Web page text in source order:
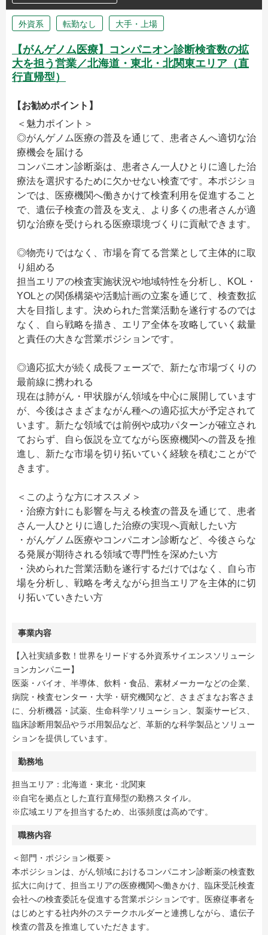
外資系 転勤なし 大手・上場
【がんゲノム医療】コンパニオン診断検査数の拡
大を担う営業／北海道・東北・北関東エリア（直
行直帰型）
【お勧めポイント】
＜魅力ポイント＞
◎がんゲノム医療の普及を通じて、患者さんへ適切な治
療機会を届ける
コンパニオン診断薬は、患者さん一人ひとりに適した治
療法を選択するために欠かせない検査です。本ポジショ
ンでは、医療機関へ働きかけて検査利用を促進すること
で、遺伝子検査の普及を支え、より多くの患者さんが適
切な治療を受けられる医療環境づくりに貢献できます。
◎物売りではなく、市場を育てる営業として主体的に取
り組める
担当エリアの検査実施状況や地域特性を分析し、KOL・
YOLとの関係構築や活動計画の立案を通じて、検査数拡
大を目指します。決められた営業活動を遂行するのでは
なく、自ら戦略を描き、エリア全体を攻略していく裁量
と責任の大きな営業ポジションです。
◎適応拡大が続く成長フェーズで、新たな市場づくりの
最前線に携われる
現在は肺がん・甲状腺がん領域を中心に展開しています
が、今後はさまざまながん種への適応拡大が予定されて
います。新たな領域では前例や成功パターンが確立され
ておらず、自ら仮説を立てながら医療機関への普及を推
進し、新たな市場を切り拓いていく経験を積むことがで
きます。
＜このような方にオススメ＞
・治療方針にも影響を与える検査の普及を通じて、患者
さん一人ひとりに適した治療の実現へ貢献したい方
・がんゲノム医療やコンパニオン診断など、今後さらな
る発展が期待される領域で専門性を深めたい方
・決められた営業活動を遂行するだけではなく、自ら市
場を分析し、戦略を考えながら担当エリアを主体的に切
り拓いていきたい方
事業内容
【入社実績多数！世界をリードする外資系サイエンスソリューシ
ョンカンパニー】
医薬・バイオ、半導体、飲料・食品、素材メーカーなどの企業、
病院・検査センター・大学・研究機関など、さまざまなお客さま
に、分析機器・試薬、生命科学ソリューション、製薬サービス、
臨床診断用製品やラボ用製品など、革新的な科学製品とソリュー
ションを提供しています。
勤務地
担当エリア：北海道・東北・北関東
※自宅を拠点とした直行直帰型の勤務スタイル。
※広域エリアを担当するため、出張頻度は高めです。
職務内容
＜部門・ポジション概要＞
本ポジションは、がん領域におけるコンパニオン診断薬の検査数
拡大に向けて、担当エリアの医療機関へ働きかけ、臨床受託検査
会社への検査委託を促進する営業ポジションです。医療従事者を
はじめとする社内外のステークホルダーと連携しながら、遺伝子
検査の普及を推進していただきます。